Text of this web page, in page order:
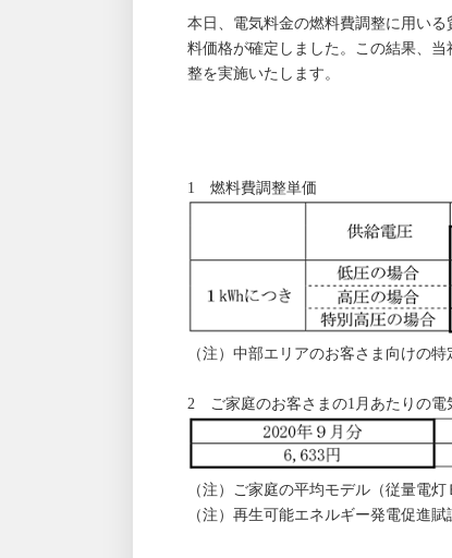
本日、電気料金の燃料費調整に用い
料価格が確定しました。この結果、
整を実施いたします。
1 燃料費調整単価
（注）中部エリアのお客さま向けの
2 ご家庭のお客さまの1月あたりの電
（注）ご家庭の平均モデル（従量電
（注）再生可能エネルギー発電促進賦